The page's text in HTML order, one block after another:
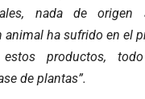
nada de origen
ha sufrido en el
estos productos,
de plantas”.